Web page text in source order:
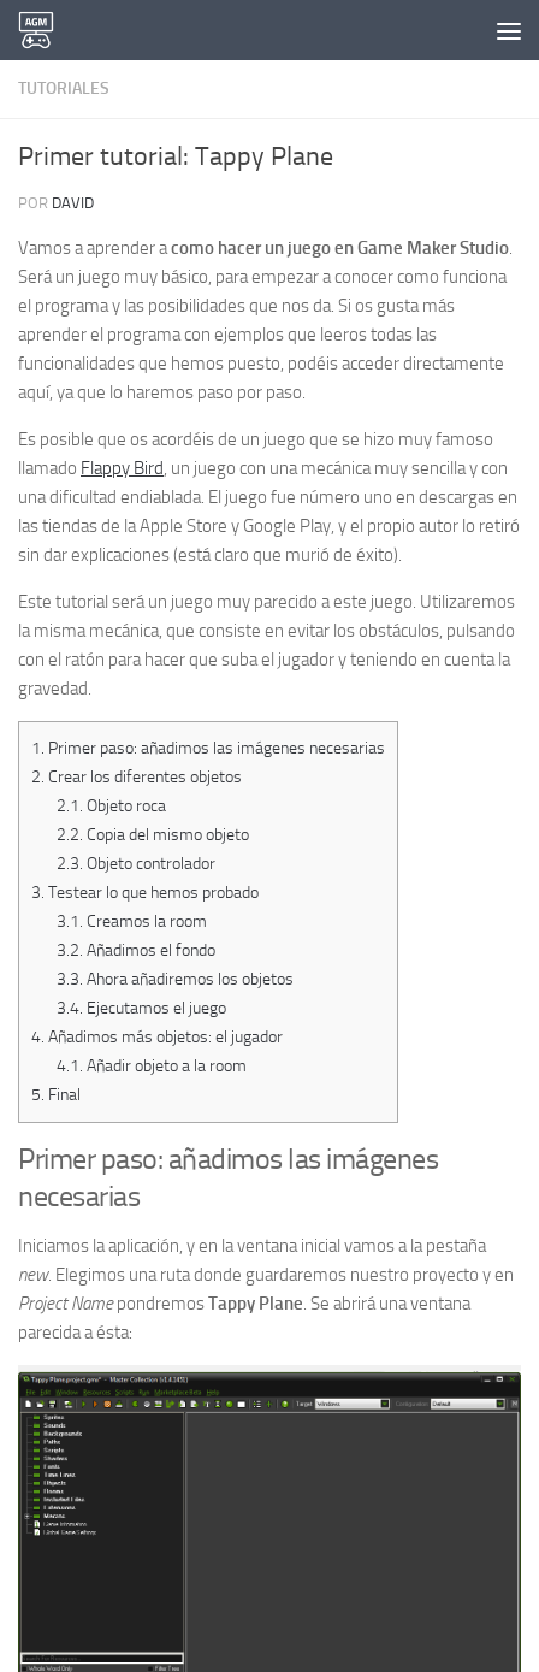
Saltar al contenido
TUTORIALES
Primer tutorial: Tappy Plane
POR DAVID
Vamos a aprender acomo hacer un juego en Game Maker Studio.
Será un juego muy básico, para empezar a conocer como funciona
el programa y las posibilidades que nos da. Si os gusta más
aprender el programa con ejemplos que leeros todas las
funcionalidades que hemos puesto, podéis acceder directamente
aquí, ya que lo haremos paso por paso.
Es posible que os acordéis de un juego que se hizo muy famoso
llamado Flappy Bird, un juego con una mecánica muy sencilla y con
una dificultad endiablada. El juego fue número uno en descargas en
las tiendas de la Apple Store y Google Play, y el propio autor lo retiró
sin dar explicaciones (está claro que murió de éxito).
Este tutorial será un juego muy parecido a este juego. Utilizaremos
la misma mecánica, que consiste en evitar los obstáculos, pulsando
con el ratón para hacer que suba el jugador y teniendo en cuenta la
gravedad.
1. Primer paso: añadimos las imágenes necesarias
2. Crear los diferentes objetos
2.1. Objeto roca
2.2. Copia del mismo objeto
2.3. Objeto controlador
3. Testear lo que hemos probado
3.1. Creamos la room
3.2. Añadimos el fondo
3.3. Ahora añadiremos los objetos
3.4. Ejecutamos el juego
4. Añadimos más objetos: el jugador
4.1. Añadir objeto a la room
5. Final
Primer paso: añadimos las imágenes
necesarias
Iniciamos la aplicación, y en la ventana inicial vamos a la pestaña
new. Elegimos una ruta donde guardaremos nuestro proyecto y en
Project NamepondremosTappy Plane. Se abrirá una ventana
parecida a ésta: